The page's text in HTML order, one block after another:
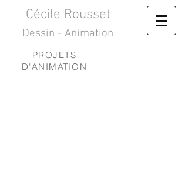
Cécile Rousset
Dessin - Animation
PROJETS
D'ANIMATION